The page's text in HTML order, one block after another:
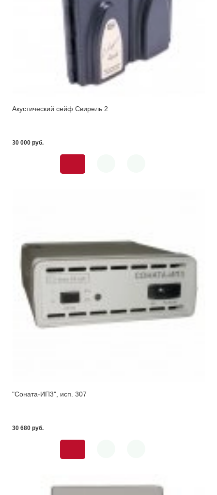
Акустический сейф Свирель 2
30 000 pуб.
"Соната-ИП3", исп. 307
30 680 pуб.